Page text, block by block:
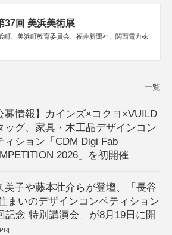
37回 美浜美術展
町、美浜町教育委員会、福井新聞社、関西電力株
一覧
募情報】カインズ×コクヨ×VUILD
ッグ、家具・木工品デザインコン
ィション「CDM Digi Fab
2026」を初開催
美子や藤本壮介らが登壇、「長谷
まいのデザインコンペティション
記念 特別講演会」が8月19日に開